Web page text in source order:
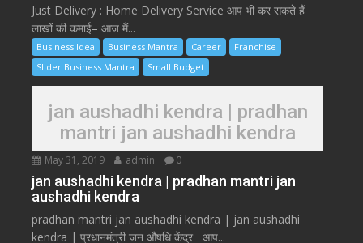
Just Delivery : Home Delivery Service आप भी कर सकते हैं
लाखों की कमाई– आज मैं...
Business Idea Business Mantra Career
Franchise
Slider Business Mantra
Small Budget
jan aushadhi kendra | pradhan
mantri jan aushadhi kendra
May 31, 2019 admin 0
jan aushadhi kendra | pradhan mantri jan
aushadhi kendra
pradhan mantri jan aushadhi kendra | jan aushadhi
kendra | प्रधानमंत्री जन औषधि केंद्र आप...